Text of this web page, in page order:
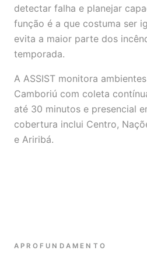
detectar falha e planejar
função é a que costuma ser
evita a maior parte dos
temporada.
A ASSIST monitora
Camboriú com coleta
até 30 minutos e presencial
cobertura inclui Centro,
e Ariribá.
APROFUNDAMENTO